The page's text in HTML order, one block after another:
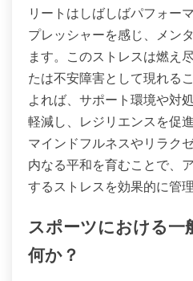
リートはしばしばパフォー
プレッシャーを感じ、メン
ます。このストレスは燃え
たは不安障害として現れる
よれば、サポート環境や対
軽減し、レジリエンスを促
マインドフルネスやリラク
内なる平和を育むことで、
するストレスを効果的に管理
スポーツにおける一
何か？